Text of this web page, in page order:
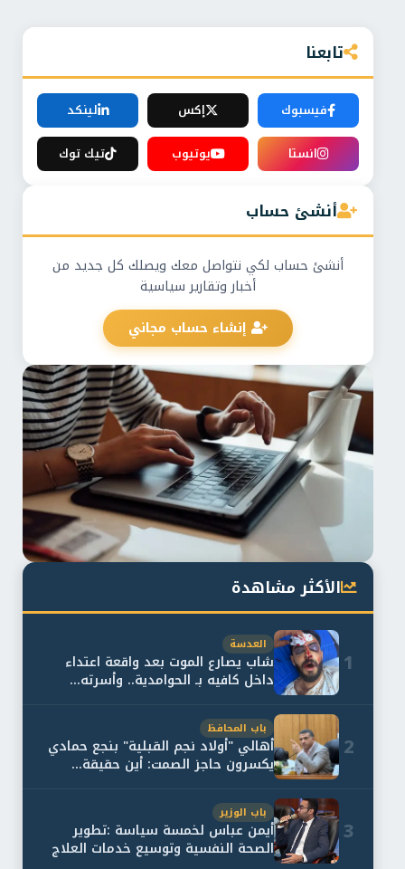
تابعنا
فيسبوك إكس
لينكد
انستا
يوتيوب تيك توك
أنشئ حساب
أنشئ حساب لكي نتواصل معك ويصلك كل جديد من
أخبار وتقارير سياسية
إنشاء حساب مجاني
الأكثر مشاهدة
1
العدسة
شاب يصارع الموت بعد واقعة اعتداء
داخل كافيه بـ الحوامدية.. وأسرته...
2
باب المحافظ
أهالي "أولاد نجم القبلية" بنجع حمادي
يكسرون حاجز الصمت: أين حقيقة...
3
باب الوزير
أيمن عباس لخمسة سياسة :تطوير
الصحة النفسية وتوسيع خدمات العلاج